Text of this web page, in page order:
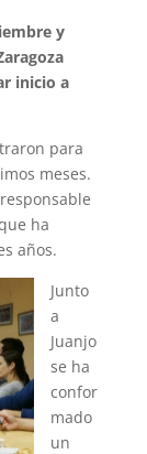
y
inicio a
para
meses.
ha
años.
Junto
a
Juanjo
se ha
confor
mado
un